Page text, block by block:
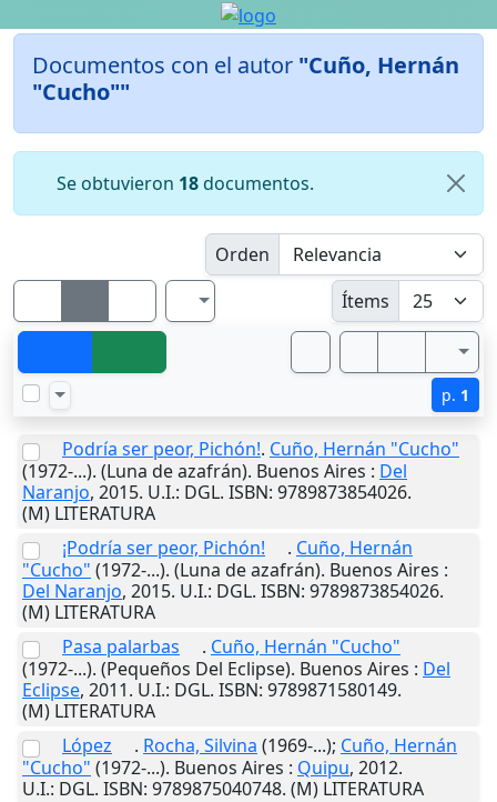
Documentos con el autor "Cuño, Hernán
"Cucho""
Se obtuvieron 18documentos.
Orden
Ítems
p. 1
Podría ser peor, Pichón!. Cuño, Hernán "Cucho"
(1972-...). (Luna de azafrán). Buenos Aires : Del
Naranjo, 2015. U.I.: DGL. ISBN: 9789873854026.
(M) LITERATURA
¡Podría ser peor, Pichón!
. Cuño, Hernán
"Cucho" (1972-...). (Luna de azafrán). Buenos Aires :
Del Naranjo, 2015. U.I.: DGL. ISBN: 9789873854026.
(M) LITERATURA
Pasa palarbas
. Cuño, Hernán "Cucho"
(1972-...). (Pequeños Del Eclipse). Buenos Aires : Del
Eclipse, 2011. U.I.: DGL. ISBN: 9789871580149.
(M) LITERATURA
López
. Rocha, Silvina (1969-...); Cuño, Hernán
"Cucho" (1972-...). Buenos Aires : Quipu, 2012.
U.I.: DGL. ISBN: 9789875040748. (M) LITERATURA